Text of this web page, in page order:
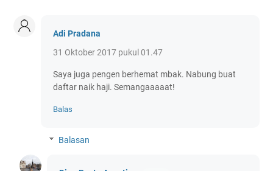
Adi Pradana
31 Oktober 2017 pukul 01.47
Saya juga pengen berhemat mbak. Nabung buat
daftar naik haji. Semangaaaaat!
Balas
Balasan